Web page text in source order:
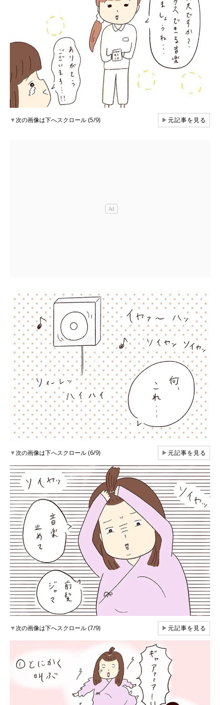
▼次の画像は下へスクロール (5/9) ▶元記事を見る
▼次の画像は下へスクロール (6/9) ▶元記事を見る
▼次の画像は下へスクロール (7/9) ▶元記事を見る